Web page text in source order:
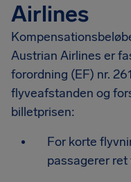
Airlines
Austrian Airlines er
forordning (EF) nr.
flyveafstanden og
billetprisen:
For korte
passagerer ret